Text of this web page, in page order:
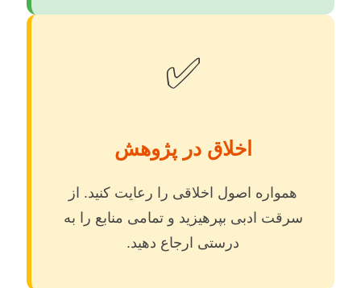
✅
اخلاق در پژوهش
همواره اصول اخلاقی را رعایت کنید. از
سرقت ادبی بپرهیزید و تمامی منابع را به
درستی ارجاع دهید.